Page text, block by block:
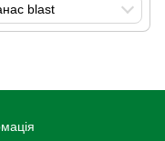
blast